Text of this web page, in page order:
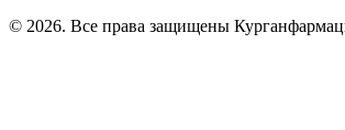
© 2026. Все права защищены